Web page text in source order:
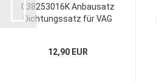
038253016K Anbausatz
Dichtungssatz für VAG
12,90 EUR